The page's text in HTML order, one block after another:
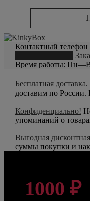
Контактный телефон
Время работы:
Бесплатная доставка.
доставим по России.
Конфиденциально!
упоминаний о
Выгодная
суммы покупки и
1000 ₽